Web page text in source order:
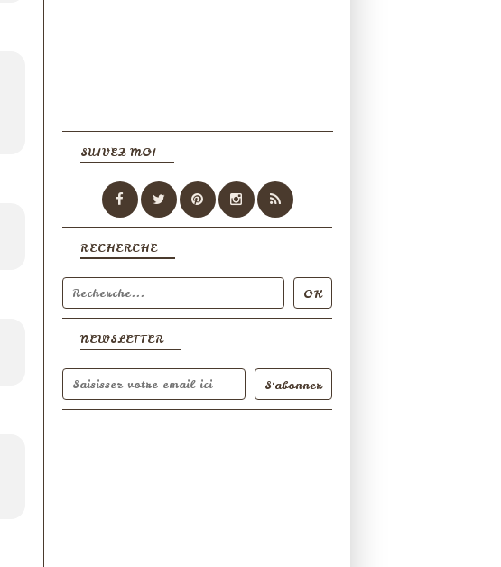
NEWSLETTER
SUIVEZ-MOI
RECHERCHE